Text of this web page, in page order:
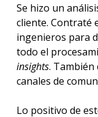
Se hizo un
cliente. Contraté
ingenieros para
todo el
insights. También
canales de
Lo positivo de